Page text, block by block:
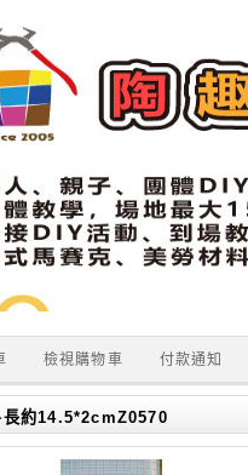
檢視購物車 付款通知
長約14.5*2cmZ0570